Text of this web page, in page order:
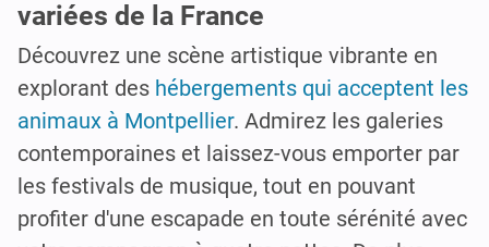
variées de la France
Découvrez une scène artistique vibrante en
explorant des hébergements qui acceptent les
animaux à Montpellier. Admirez les galeries
contemporaines et laissez-vous emporter par
les festivals de musique, tout en pouvant
profiter d'une escapade en toute sérénité avec